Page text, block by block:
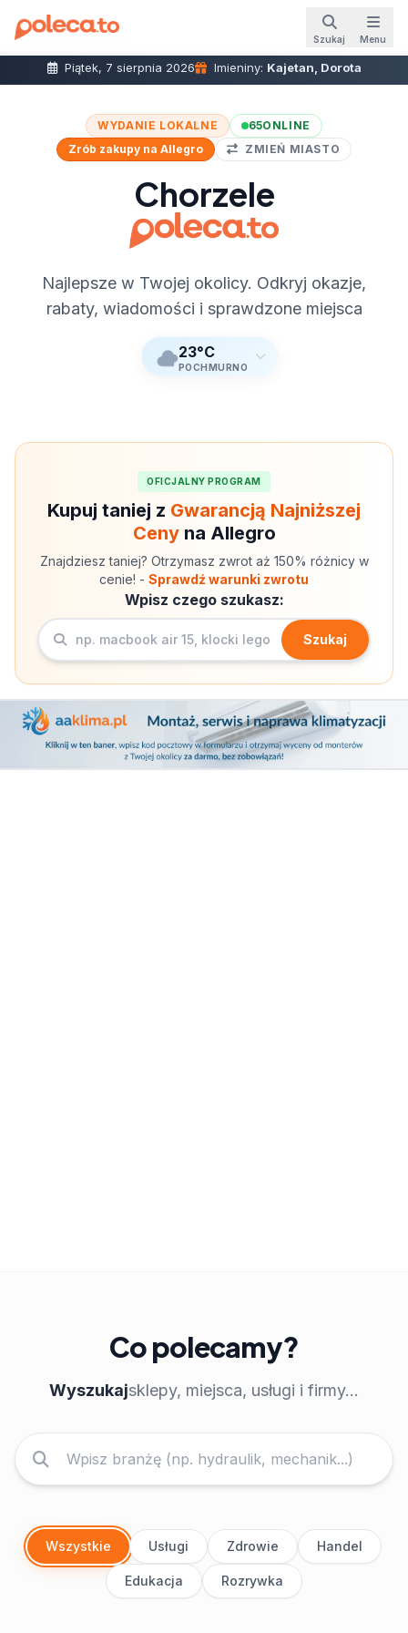
Szukaj Menu
Piątek, 7 sierpnia 2026 Imieniny: Kajetan, Dorota
WYDANIE LOKALNE 65ONLINE
Zrób zakupy na Allegro
ZMIEŃ MIASTO
Chorzele
Najlepsze w Twojej okolicy. Odkryj okazje,
rabaty, wiadomości i sprawdzone miejsca
23°C
POCHMURNO
OFICJALNY PROGRAM
Kupuj taniej z Gwarancją Najniższej
Cenyna Allegro
Znajdziesz taniej? Otrzymasz zwrot aż 150% różnicy w
cenie! - Sprawdź warunki zwrotu
Wpisz czego szukasz:
Szukaj
Co polecamy?
Wyszukajsklepy, miejsca, usługi i firmy...
Wszystkie Usługi Zdrowie Handel
Edukacja Rozrywka